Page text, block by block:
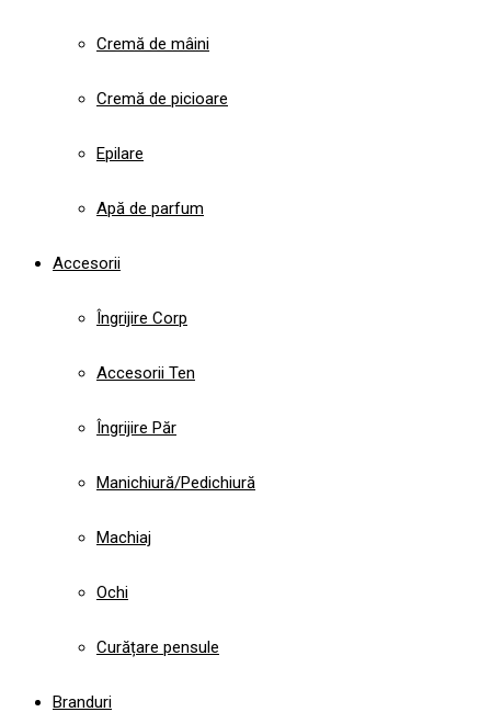
Cremă de mâini
Cremă de picioare
Epilare
Apă de parfum
Accesorii
Îngrijire Corp
Accesorii Ten
Îngrijire Păr
Manichiură/Pedichiură
Machiaj
Ochi
Curățare pensule
Branduri